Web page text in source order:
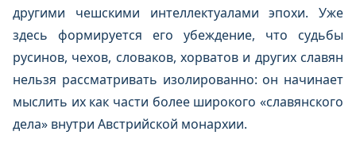
другими чешскими интеллектуалами эпохи. Уже
здесь формируется его убеждение, что судьбы
русинов, чехов, словаков, хорватов и других славян
нельзя рассматривать изолированно: он начинает
мыслить их как части более широкого «славянского
дела» внутри Австрийской монархии.